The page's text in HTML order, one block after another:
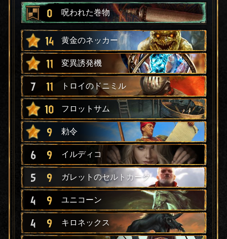
0 呪われた巻物
14 黄金のネッカー
11 変異誘発機
7 11 トロイのドニミル
10 フロットサム
9 勅令
6 9 イルディコ
5 9 ガレットのセルトカーク
4 9 ユニコーン
4 9 キロネックス